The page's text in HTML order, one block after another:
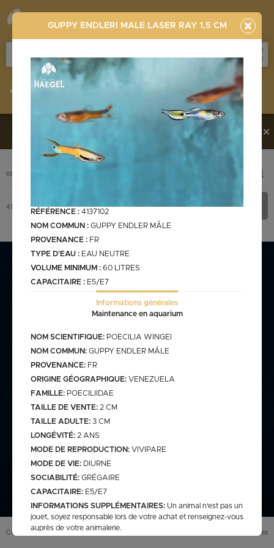
GUPPY ENDLERI MALE LASER RAY 1,5 CM
RÉFÉRENCE : 4137102
NOM COMMUN : GUPPY ENDLER MÂLE
PROVENANCE : FR
TYPE D'EAU : EAU NEUTRE
VOLUME MINIMUM : 60 LITRES
CAPACITAIRE : E5/E7
Informations générales
Maintenance en aquarium
NOM SCIENTIFIQUE: POECILIA WINGEI
NOM COMMUN: GUPPY ENDLER MÂLE
PROVENANCE: FR
ORIGINE GÉOGRAPHIQUE: VENEZUELA
FAMILLE: POECILIIDAE
TAILLE DE VENTE: 2 CM
TAILLE ADULTE: 3 CM
LONGÉVITÉ: 2 ANS
MODE DE REPRODUCTION: VIVIPARE
MODE DE VIE: DIURNE
SOCIABILITÉ: GRÉGAIRE
CAPACITAIRE: E5/E7
INFORMATIONS SUPPLÉMENTAIRES: Un animal n'est pas un
jouet, soyez responsable lors de votre achat et renseignez-vous
auprès de votre animalerie.
Recherche
Vous souhaitez en découvrir davantage ? Contactez-
FRANCO CUMULABLE AVEC LES POISSONS/ FRANCO
BACTERIES SEULES 100€
koï elv francais
carpe koi sur photo (a
retrouver sur le site
web)
elv pologne
Eau douce
CODE
PHOTO
+ INFOS
4137102 GUPPY ENDLERI MALE LASER RAY 1,5 cm
commande@haegel.fr
Conditions générales de vente (CGV) Mentions légales